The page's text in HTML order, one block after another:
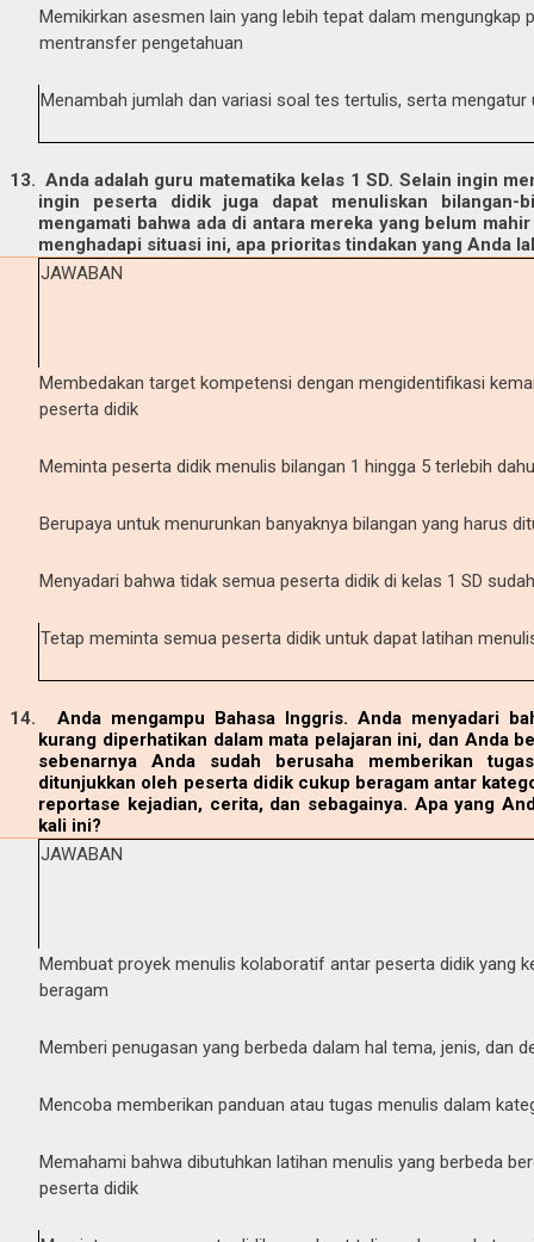
Memikirkan asesmen lain yang lebih tepat dalam mengungkap
mentransfer pengetahuan
Menambah jumlah dan variasi soal tes tertulis, serta mengatur
13. Anda adalah guru matematika kelas 1 SD. Selain ingin
ingin peserta didik juga dapat menuliskan bilangan-
mengamati bahwa ada di antara mereka yang belum
menghadapi situasi ini, apa prioritas tindakan yang Anda
JAWABAN
Membedakan target kompetensi dengan mengidentifikasi
peserta didik
Meminta peserta didik menulis bilangan 1 hingga 5 terlebih
Berupaya untuk menurunkan banyaknya bilangan yang harus
Menyadari bahwa tidak semua peserta didik di kelas 1 SD
Tetap meminta semua peserta didik untuk dapat latihan
14.
Anda mengampu Bahasa Inggris. Anda menyadari
kurang diperhatikan dalam mata pelajaran ini, dan Anda
sebenarnya Anda sudah berusaha memberikan
ditunjukkan oleh peserta didik cukup beragam antar
reportase kejadian, cerita, dan sebagainya. Apa yang
kali ini?
JAWABAN
Membuat proyek menulis kolaboratif antar peserta didik yang
beragam
Memberi penugasan yang berbeda dalam hal tema, jenis, dan
Mencoba memberikan panduan atau tugas menulis dalam
Memahami bahwa dibutuhkan latihan menulis yang berbeda
peserta didik